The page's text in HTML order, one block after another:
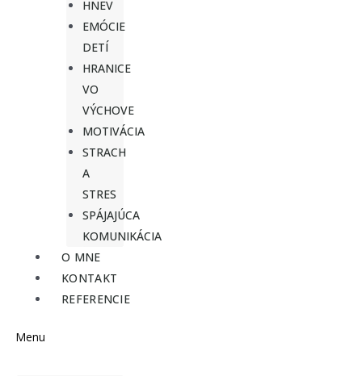
HNEV
EMÓCIE
DETÍ
HRANICE
VO
VÝCHOVE
MOTIVÁCIA
STRACH
A
STRES
SPÁJAJÚCA
KOMUNIKÁCIA
O MNE
KONTAKT
REFERENCIE
Menu